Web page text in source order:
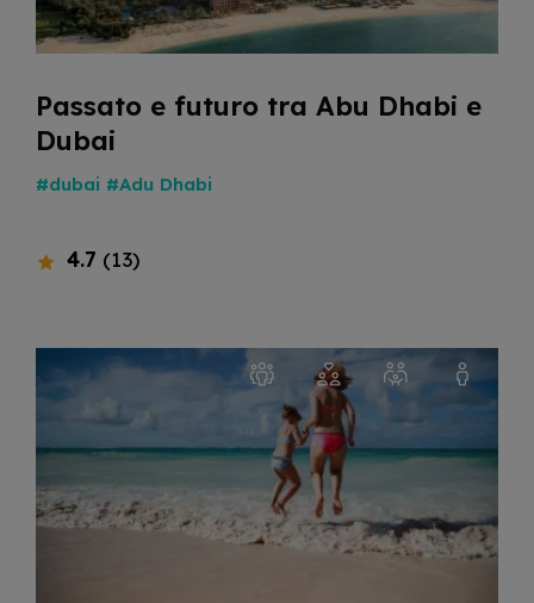
Passato e futuro tra Abu Dhabi e
Dubai
#dubai #Adu Dhabi
4.7 (13)